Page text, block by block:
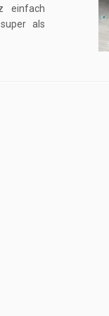
einfach
als